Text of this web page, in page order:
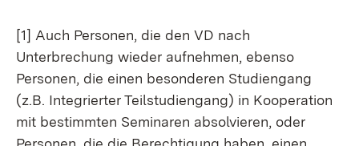
[1] Auch Personen, die den VD nach
Unterbrechung wieder aufnehmen, ebenso
Personen, die einen besonderen Studiengang
(z.B. Integrierter Teilstudiengang) in Kooperation
mit bestimmten Seminaren absolvieren, oder